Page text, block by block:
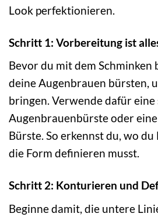
Look perfektionieren.
Schritt 1: Vorbereitung ist
Bevor du mit dem Schminken
deine Augenbrauen bürsten,
bringen. Verwende dafür eine
Augenbrauenbürste oder
Bürste. So erkennst du, wo
die Form definieren musst.
Schritt 2: Konturieren und
Beginne damit, die untere